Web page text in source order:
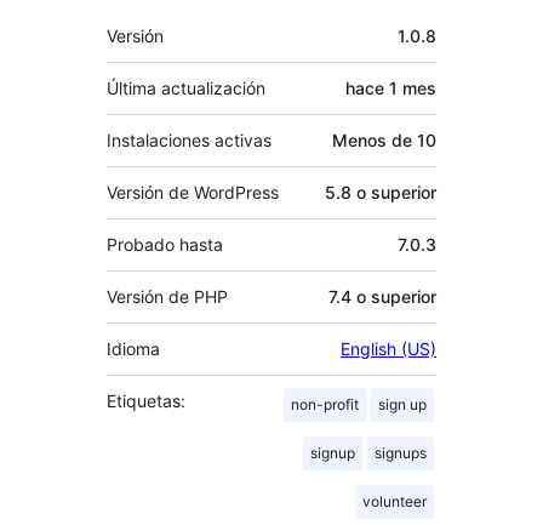
Meta
Versión 1.0.8
Última actualización hace 1 mes
Instalaciones activas Menos de 10
Versión de WordPress 5.8 o superior
Probado hasta 7.0.3
Versión de PHP 7.4 o superior
Idioma English (US)
Etiquetas: non-profit sign up
signup signups
volunteer